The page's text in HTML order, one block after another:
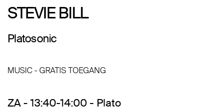
STEVIE BILL
STEVIE BILL
Platosonic
MUSIC - GRATIS TOEGANG
ZA - 13:40-14:00 - Plato